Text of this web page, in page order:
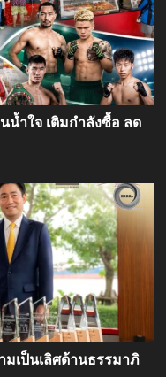
น้ำใจ เติมกำลังซื้อ ลด
มเป็นเลิศด้านธรรมาภิ